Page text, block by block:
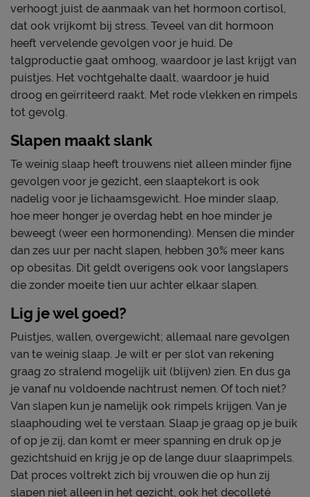
verhoogt juist de aanmaak van het hormoon cortisol,
dat ook vrijkomt bij stress. Teveel van dit hormoon
heeft vervelende gevolgen voor je huid. De
talgproductie gaat omhoog, waardoor je last krijgt van
puistjes. Het vochtgehalte daalt, waardoor je huid
droog en geïrriteerd raakt. Met rode vlekken en rimpels
tot gevolg.
Slapen maakt slank
Te weinig slaap heeft trouwens niet alleen minder fijne
gevolgen voor je gezicht, een slaaptekort is ook
nadelig voor je lichaamsgewicht. Hoe minder slaap,
hoe meer honger je overdag hebt en hoe minder je
beweegt (weer een hormonending). Mensen die minder
dan zes uur per nacht slapen, hebben 30% meer kans
op obesitas. Dit geldt overigens ook voor langslapers
die zonder moeite tien uur achter elkaar slapen.
Lig je wel goed?
Puistjes, wallen, overgewicht; allemaal nare gevolgen
van te weinig slaap. Je wilt er per slot van rekening
graag zo stralend mogelijk uit (blijven) zien. En dus ga
je vanaf nu voldoende nachtrust nemen. Of toch niet?
Van slapen kun je namelijk ook rimpels krijgen. Van je
slaaphouding wel te verstaan. Slaap je graag op je buik
of op je zij, dan komt er meer spanning en druk op je
gezichtshuid en krijg je op de lange duur slaaprimpels.
Dat proces voltrekt zich bij vrouwen die op hun zij
slapen niet alleen in het gezicht, ook het decolleté